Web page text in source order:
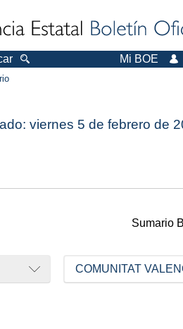
Mi BOE
viernes 5 de febrero de
Sumario
COMUNITAT